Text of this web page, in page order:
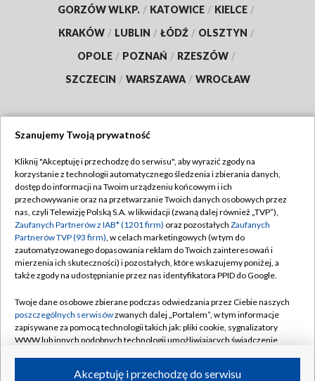
GORZÓW WLKP. / KATOWICE / KIELCE /
KRAKÓW / LUBLIN / ŁÓDŹ / OLSZTYN /
OPOLE / POZNAŃ / RZESZÓW /
SZCZECIN / WARSZAWA / WROCŁAW
TVP
Abonament TVP
Emisja w TVP
Centrum informacji TVP
Naziemna Telewizja Cyfrowa
Rada Programowa
System NOS
Informacje o nadawcy
Regulamin TVP
Polityka prywatności
Moje zgody
Pomoc
Kontakt
Kanały
Szanujemy Twoją prywatność
Kliknij "Akceptuję i przechodzę do serwisu", aby wyrazić zgody na
korzystanie z technologii automatycznego śledzenia i zbierania danych,
dostęp do informacji na Twoim urządzeniu końcowym i ich
przechowywanie oraz na przetwarzanie Twoich danych osobowych przez
nas, czyli Telewizję Polską S.A. w likwidacji (zwaną dalej również „TVP”),
Zaufanych Partnerów z IAB* (1201 firm) oraz pozostałych Zaufanych
Partnerów TVP (93 firm), w celach marketingowych (w tym do
zautomatyzowanego dopasowania reklam do Twoich zainteresowań i
mierzenia ich skuteczności) i pozostałych, które wskazujemy poniżej, a
także zgody na udostępnianie przez nas identyfikatora PPID do Google.
Twoje dane osobowe zbierane podczas odwiedzania przez Ciebie naszych
poszczególnych serwisówzwanych dalej „Portalem”, w tym informacje
zapisywane za pomocą technologii takich jak: pliki cookie, sygnalizatory
WWW lub innych podobnych technologii umożliwiających świadczenie
ruchu w Internecie.Akceptuję i przechodzę do serwisu